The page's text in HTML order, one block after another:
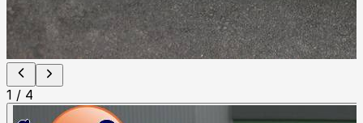
1 / 4